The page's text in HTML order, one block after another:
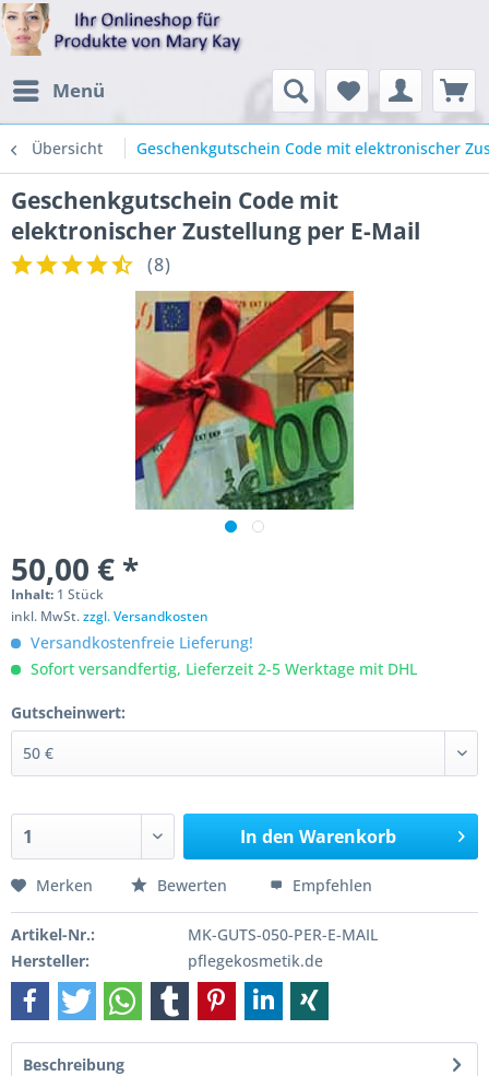
Menü
Übersicht Geschenkgutschein Code mit elektronischer
Geschenkgutschein Code mit
elektronischer Zustellung per E-Mail
(8)
50,00 € *
Inhalt: 1 Stück
inkl. MwSt.zzgl. Versandkosten
Versandkostenfreie Lieferung!
Sofort versandfertig, Lieferzeit 2-5 Werktage mit DHL
Gutscheinwert:
In den Warenkorb
Merken Bewerten Empfehlen
Artikel-Nr.:
MK-GUTS-050-PER-E-MAIL
Hersteller:
pflegekosmetik.de
Beschreibung